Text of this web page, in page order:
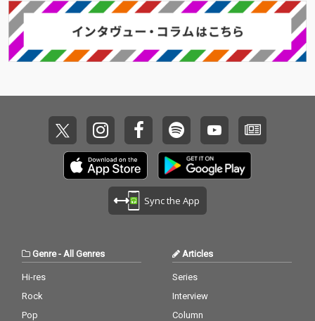
Sync the App
Genre- All Genres
Hi-res
Rock
Pop
Articles
Series
Interview
Column